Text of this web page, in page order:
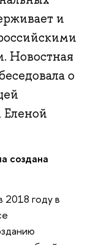
и
Новостная
о
Еленой
создана
2018 году в